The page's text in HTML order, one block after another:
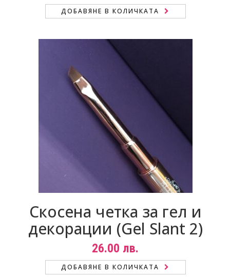
ДОБАВЯНЕ В КОЛИЧКАТА
Скосена четка за гел и
декорации (Gel Slant 2)
26.00 лв.
ДОБАВЯНЕ В КОЛИЧКАТА